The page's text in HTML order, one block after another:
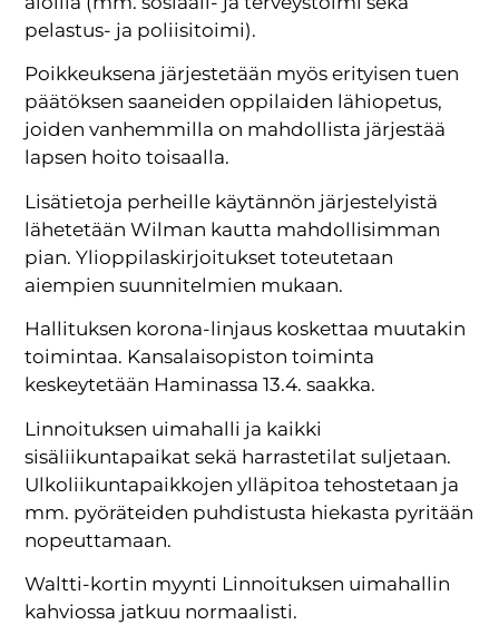
pelastus- ja poliisitoimi).
Poikkeuksena järjestetään myös erityisen tuen
päätöksen saaneiden oppilaiden lähiopetus,
joiden vanhemmilla on mahdollista järjestää
lapsen hoito toisaalla.
Lisätietoja perheille käytännön järjestelyistä
lähetetään Wilman kautta mahdollisimman
pian. Ylioppilaskirjoitukset toteutetaan
aiempien suunnitelmien mukaan.
Hallituksen korona-linjaus koskettaa muutakin
toimintaa. Kansalaisopiston toiminta
keskeytetään Haminassa 13.4. saakka.
Linnoituksen uimahalli ja kaikki
sisäliikuntapaikat sekä harrastetilat suljetaan.
Ulkoliikuntapaikkojen ylläpitoa tehostetaan ja
mm. pyöräteiden puhdistusta hiekasta pyritään
nopeuttamaan.
Waltti-kortin myynti Linnoituksen uimahallin
kahviossa jatkuu normaalisti.